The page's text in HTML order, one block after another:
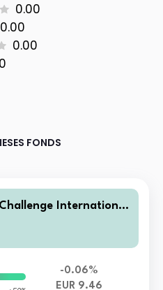
0.00
0.00
0.00
FONDS
International
-0.06%
EUR 9.46